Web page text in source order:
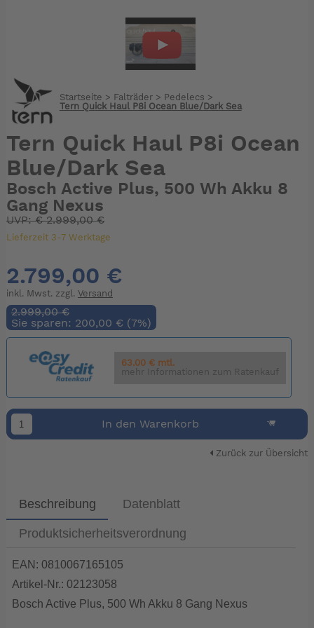
Startseite > Falträder> Pedelecs >
Tern Quick Haul P8i Ocean Blue/Dark Sea
Tern Quick Haul P8i Ocean
Blue/Dark Sea
Bosch Active Plus, 500 Wh Akku 8
Gang Nexus
UVP:€2.999,00 €
Lieferzeit 3-7 Werktage
2.799,00 €
inkl. Mwst. zzgl. Versand
2.999,00 €
Sie sparen: 200,00 € (7%)
63.00 € mtl.
mehr Informationen zum Ratenkauf
In den Warenkorb
Zurück zur Übersicht
Beschreibung Datenblatt
Produktsicherheitsverordnung
EAN: 0810067165105
Artikel-Nr.: 02123058
Bosch Active Plus, 500 Wh Akku 8 Gang Nexus